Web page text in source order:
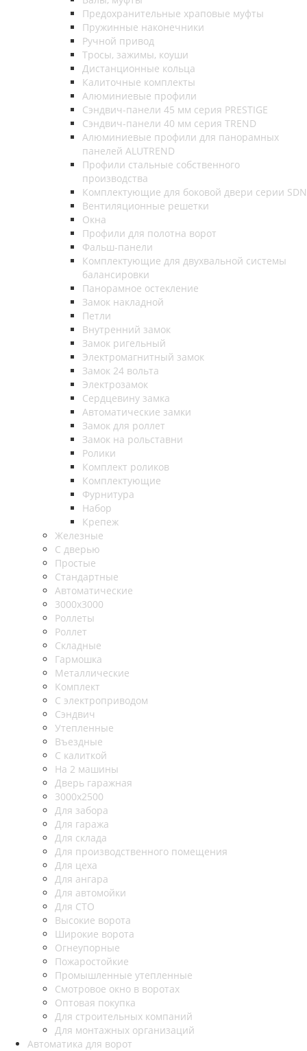
Предохранительные храповые муфты
Пружинные наконечники
Ручной привод
Тросы, зажимы, коуши
Дистанционные кольца
Калиточные комплекты
Алюминиевые профили
Сэндвич-панели 45 мм серия PRESTIGE
Сэндвич-панели 40 мм серия TREND
Алюминиевые профили для панорамных
панелей ALUTREND
Профили стальные собственного
производства
Комплектующие для боковой двери серии SDN
Вентиляционные решетки
Окна
Профили для полотна ворот
Фальш-панели
Комплектующие для двухвальной системы
балансировки
Панорамное остекление
Замок накладной
Петли
Внутренний замок
Замок ригельный
Электромагнитный замок
Замок 24 вольта
Электрозамок
Сердцевину замка
Автоматические замки
Замок для роллет
Замок на рольставни
Ролики
Комплект роликов
Комплектующие
Фурнитура
Набор
Крепеж
Железные
С дверью
Простые
Стандартные
Автоматические
3000х3000
Роллеты
Роллет
Складные
Гармошка
Металлические
Комплект
С электроприводом
Сэндвич
Утепленные
Въездные
С калиткой
На 2 машины
Дверь гаражная
3000х2500
Для забора
Для гаража
Для склада
Для производственного помещения
Для цеха
Для ангара
Для автомойки
Для СТО
Высокие ворота
Широкие ворота
Огнеупорные
Пожаростойкие
Промышленные утепленные
Смотровое окно в воротах
Оптовая покупка
Для строительных компаний
Для монтажных организаций
Автоматика для ворот